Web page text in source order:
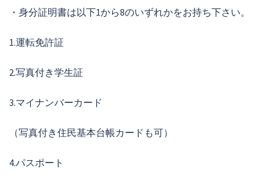
・身分証明書は以下1から8のいずれかをお持ち下さい。
1.運転免許証
2.写真付き学生証
3.マイナンバーカード
（写真付き住民基本台帳カードも可）
4.パスポート